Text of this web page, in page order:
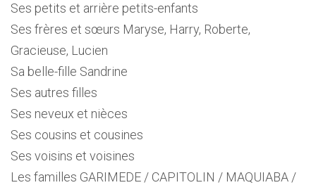
Ses petits et arrière petits-enfants
Ses frères et sœurs Maryse, Harry, Roberte,
Gracieuse, Lucien
Sa belle-fille Sandrine
Ses autres filles
Ses neveux et nièces
Ses cousins et cousines
Ses voisins et voisines
Les familles GARIMEDE / CAPITOLIN / MAQUIABA /